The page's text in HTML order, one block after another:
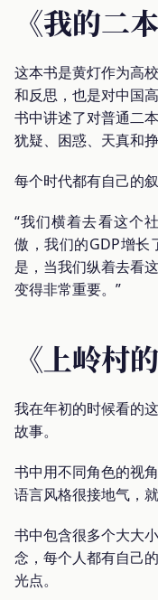
《我的二
这本书是黄灯作为高
和反思，也是对中国
书中讲述了对普通二
犹疑、困惑、天真和挣
每个时代都有自己的叙
“我们横着去看这个
傲，我们的GDP增长
是，当我们纵着去看
变得非常重要。”
《上岭村
我在年初的时候看的
故事。
书中用不同角色的视
语言风格很接地气，
书中包含很多个大大
念，每个人都有自己
光点。